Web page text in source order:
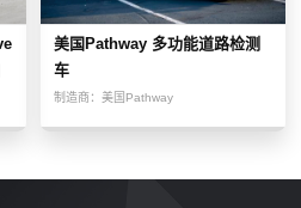
美国Pathway 多功能道路检测
车
制造商： 美国Pathway